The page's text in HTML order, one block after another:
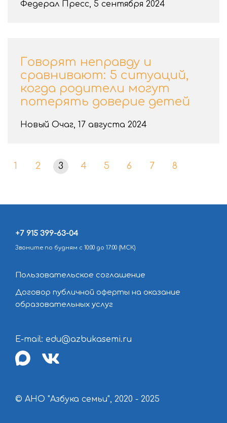
Федерал Пресс, 5 сентября 2024
Говорят неправду и
сравнивают: 5 ситуаций,
когда родители могут
потерять доверие детей
Новый Очаг, 17 августа 2024
1 2 3 4 5 6 7 8
+7 915 399-63-04
Звоните по будням с 10:00 до 17:00 (МСК)
Пользовательское соглашение
Договор публичной оферты на оказание
образовательных услуг
E-mail: edu@azbukasemi.ru
max vk
© АНО "Азбука семьи", 2020 - 2025